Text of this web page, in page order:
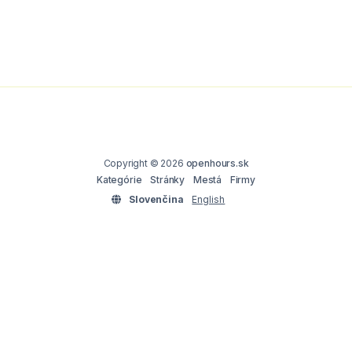
Copyright © 2026 openhours.sk
Kategórie
Stránky Mestá
Firmy
Slovenčina
English